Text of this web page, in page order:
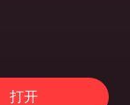
打开